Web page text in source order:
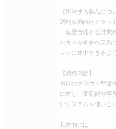
【担当する製品につ
調剤薬局向けクラウ
薬歴管理や会計業
の方々が本来の業務
ョンに集中できるよ
【職務内容】
当社のクラウド型電
に対し、薬剤師や事
いシステムを使いこ
具体的には、